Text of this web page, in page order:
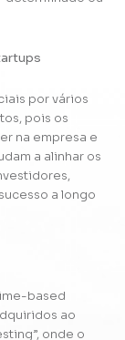
por vários
pois os
na empresa e
a alinhar os
a longo
based
ao
onde o